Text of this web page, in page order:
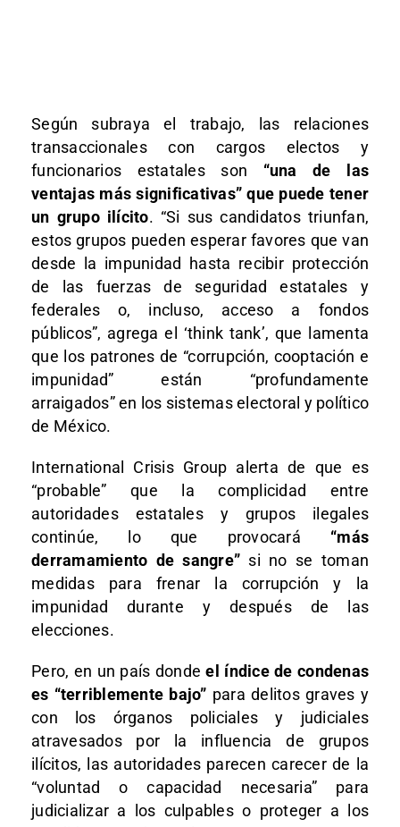
Según subraya el trabajo, las relaciones
transaccionales con cargos electos y
funcionarios estatales son “una de las
ventajas más significativas” que puede tener
un grupo ilícito. “Si sus candidatos triunfan,
estos grupos pueden esperar favores que van
desde la impunidad hasta recibir protección
de las fuerzas de seguridad estatales y
federales o, incluso, acceso a fondos
públicos”, agrega el ‘think tank’, que lamenta
que los patrones de “corrupción, cooptación e
impunidad” están “profundamente
arraigados” en los sistemas electoral y político
de México.
International Crisis Group alerta de que es
“probable” que la complicidad entre
autoridades estatales y grupos ilegales
continúe, lo que provocará “más
derramamiento de sangre” si no se toman
medidas para frenar la corrupción y la
impunidad durante y después de las
elecciones.
Pero, en un país dondeel índice de condenas
es “terriblemente bajo” para delitos graves y
con los órganos policiales y judiciales
atravesados por la influencia de grupos
ilícitos, las autoridades parecen carecer de la
“voluntad o capacidad necesaria” para
judicializar a los culpables o proteger a los